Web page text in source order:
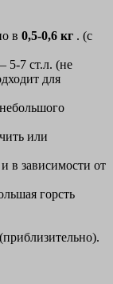
в 0,5-0,6 кг . (с
5-7 ст.л. (не
для
или
в зависимости от
горсть